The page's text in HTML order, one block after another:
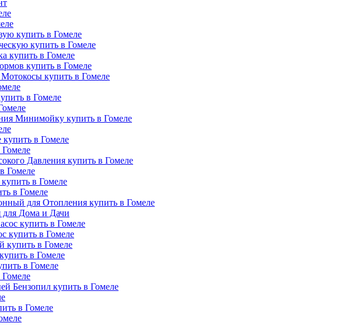
купить в Гомеле
купить в Гомеле
купить в Гомеле
купить в Гомеле
купить в Гомеле
в Гомеле
Минимойку купить в Гомеле
в Гомеле
Давления купить в Гомеле
Гомеле
в Гомеле
в Гомеле
для Отопления купить в Гомеле
для Дома и Дачи
купить в Гомеле
купить в Гомеле
купить в Гомеле
в Гомеле
в Гомеле
Бензопил купить в Гомеле
в Гомеле